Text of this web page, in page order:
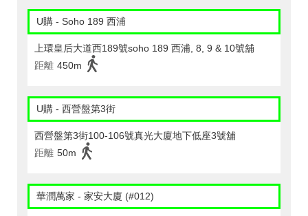
U購 - Soho 189 西浦
上環皇后大道西189號soho 189 西浦, 8, 9 & 10號舖
距離 450m
U購 - 西營盤第3街
西營盤第3街100-106號真光大廈地下低座3號舖
距離 50m
華潤萬家 - 家安大廈 (#012)